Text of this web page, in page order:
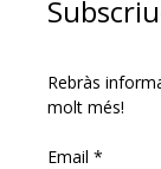
Rebràs
molt més!
Email *